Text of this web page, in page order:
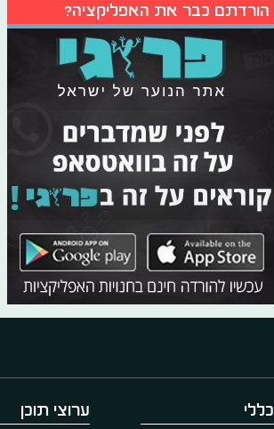
הורדתם כבר את האפליקציה?
כללי ערוצי תוכן